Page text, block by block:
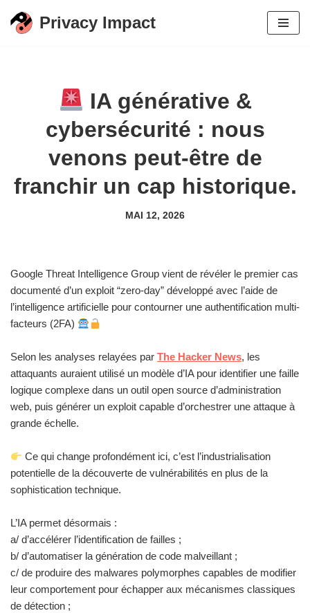
Aller
Privacy Impact
IA générative &
cybersécurité : nous
venons peut-être de
franchir un cap historique.
MAI 12, 2026
Google Threat Intelligence Group vient de révéler le premier cas
documenté d’un exploit “zero-day” développé avec l’aide de
l’intelligence artificielle pour contourner une authentification multi-
facteurs (2FA)
Selon les analyses relayées par The Hacker News, les
attaquants auraient utilisé un modèle d’IA pour identifier une faille
logique complexe dans un outil open source d’administration
web, puis générer un exploit capable d’orchestrer une attaque à
grande échelle.
Ce qui change profondément ici, c’est l’industrialisation
potentielle de la découverte de vulnérabilités en plus de la
sophistication technique.
L’IA permet désormais :
a/ d’accélérer l’identification de failles ;
b/ d’automatiser la génération de code malveillant ;
c/ de produire des malwares polymorphes capables de modifier
leur comportement pour échapper aux mécanismes classiques
de détection ;